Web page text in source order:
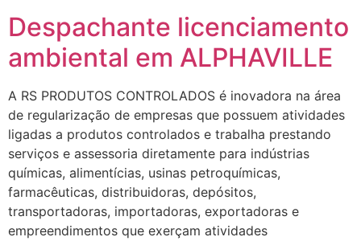
Despachante licenciamento
ambiental em ALPHAVILLE
A RS PRODUTOS CONTROLADOS é inovadora na área
de regularização de empresas que possuem atividades
ligadas a produtos controlados e trabalha prestando
serviços e assessoria diretamente para indústrias
químicas, alimentícias, usinas petroquímicas,
farmacêuticas, distribuidoras, depósitos,
transportadoras, importadoras, exportadoras e
empreendimentos que exerçam atividades